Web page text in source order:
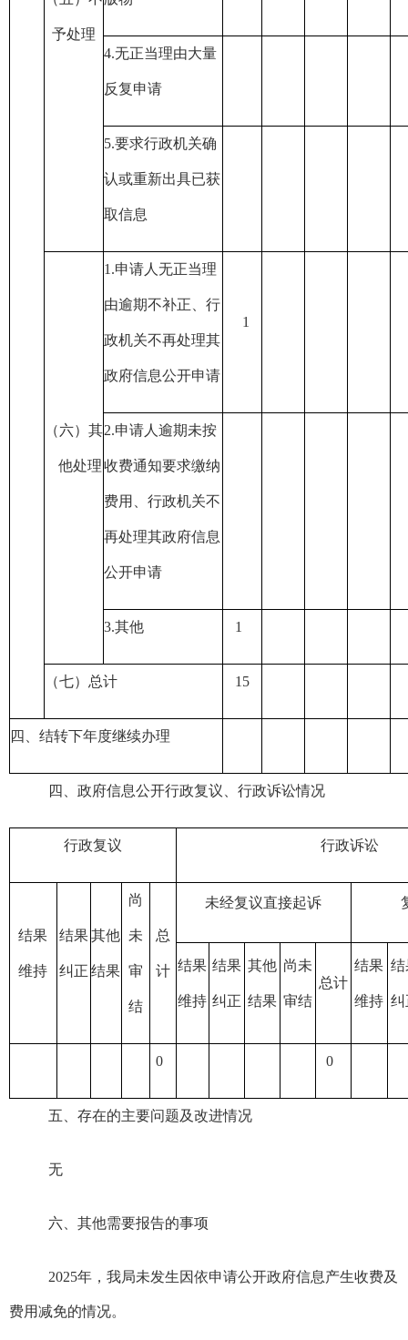
予处理
4.无正当理由大量
反复申请
5.要求行政机关确
认或重新出具已获
取信息
（六）其
他处理
1.申请人无正当理
由逾期不补正、行
政机关不再处理其
政府信息公开申请
1
2.申请人逾期未按
收费通知要求缴纳
费用、行政机关不
再处理其政府信息
公开申请
3.其他 1
（七）总计 15
四、结转下年度继续办理
四、政府信息公开行政复议、行政诉讼情况
行政复议 行政诉讼
结果
维持
结果
纠正
其他
结果
尚
未
审
结
总
计
未经复议直接起诉
结果
维持
结果
纠正
其他
结果
尚未
审结
总计
结果
维持
0 0
五、存在的主要问题及改进情况
无
六、其他需要报告的事项
2025年，我局未发生因依申请公开政府信息产生收费及
费用减免的情况。